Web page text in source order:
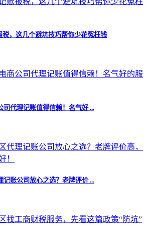
税，这几个避坑技巧帮你少花冤枉钱
司代理记账值得信赖！名气好 ...
记账公司放心之选？老牌评价 ...